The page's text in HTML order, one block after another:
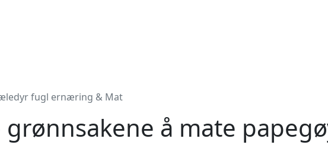
fugl ernæring & Mat
grønnsakene å mate